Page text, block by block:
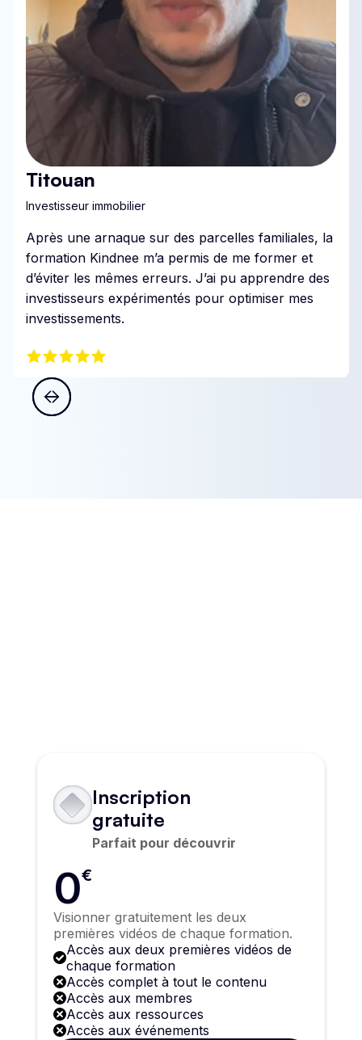
Titouan
Investisseur immobilier
Après une arnaque sur des parcelles familiales, la
formation Kindnee m’a permis de me former et
d’éviter les mêmes erreurs. J’ai pu apprendre des
investisseurs expérimentés pour optimiser mes
investissements.
Inscription
gratuite
Parfait pour découvrir
0€
Visionner gratuitement les deux
premières vidéos de chaque formation.
Accès aux deux premières vidéos de
chaque formation
Accès complet à tout le contenu
Accès aux membres
Accès aux ressources
Accès aux événements